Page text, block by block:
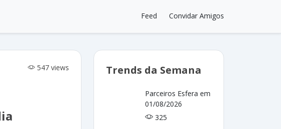
Feed Convidar Amigos
547 views Trends da Semana
Parceiros Esfera em
01/08/2026
325